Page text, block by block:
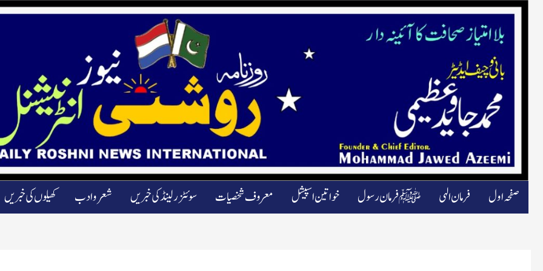
کھیلوں کی خبریں شعرو ادب سوئٹزرلینڈ کی خبریں معروف شخصیات خواتین اسپیشل ﷺ فرمان رسول فرمان الہی صفحہ اول